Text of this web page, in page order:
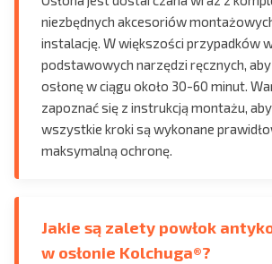
niezbędnych akcesoriów
instalację. W większości przypadków
podstawowych narzędzi ręcznych,
osłonę w ciągu około 30-60 minut.
zapoznać się z instrukcją montażu,
wszystkie kroki są wykonane
maksymalną ochronę.
Jakie są zalety powłok
w osłonie Kolchuga®?